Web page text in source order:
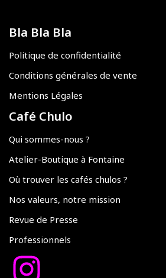
Bla Bla Bla
Politique de confidentialité
Conditions générales de vente
Mentions Légales
Café Chulo
Qui sommes-nous ?
Atelier-Boutique à Fontaine
Où trouver les cafés chulos ?
Nos valeurs, notre mission
Revue de Presse
Professionnels